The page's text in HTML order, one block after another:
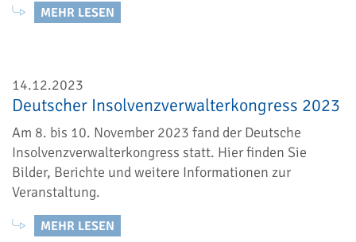
MEHR LESEN
14.12.2023
Deutscher Insolvenzverwalterkongress 2023
Am 8. bis 10. November 2023 fand der Deutsche
Insolvenzverwalterkongress statt. Hier finden Sie
Bilder, Berichte und weitere Informationen zur
Veranstaltung.
MEHR LESEN